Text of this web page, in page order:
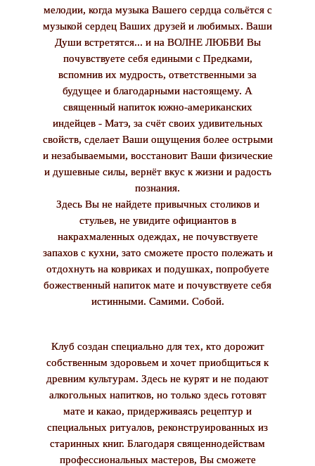
мелодии, когда музыка Вашего сердца сольётся с
музыкой сердец Ваших друзей и любимых. Ваши
Души встретятся... и на ВОЛНЕ ЛЮБВИ Вы
почувствуете себя едиными с Предками,
вспомнив их мудрость, ответственными за
будущее и благодарными настоящему. А
священный напиток южно-американских
индейцев - Матэ, за счёт своих удивительных
свойств, сделает Ваши ощущения более острыми
и незабываемыми, восстановит Ваши физические
и душевные силы, вернёт вкус к жизни и радость
познания.
Здесь Вы не найдете привычных столиков и
стульев, не увидите официантов в
накрахмаленных одеждах, не почувствуете
запахов с кухни, зато сможете просто полежать и
отдохнуть на ковриках и подушках, попробуете
божественный напиток мате и почувствуете себя
истинными. Самими. Собой.
Клуб создан специально для тех, кто дорожит
собственным здоровьем и хочет приобщиться к
древним культурам. Здесь не курят и не подают
алкогольных напитков, но только здесь готовят
мате и какао, придерживаясь рецептур и
специальных ритуалов, реконструированных из
старинных книг. Благодаря священнодействам
профессиональных мастеров, Вы сможете